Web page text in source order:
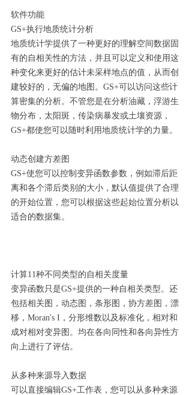
软件功能
GS+执行地质统计分析
地质统计学提供了一种更好的理解空间数据固
有的自相关性的方法，并且可以定义和使用这
种变化来更好的估计未采样地点的值，从而创
建较好的，无偏的地图。GS+可以访问这些计
算密集的分析。不管您是在分析油藏，浮游生
物分布，太阳斑，传染病暴发或土壤资源，
GS+都使您可以随时利用地质统计学的力量。
动态创建方差图
GS+使您可以控制变异函数参数，例如滞后距
离和各个滞后类别的大小，默认值提供了合理
的开始位置，您可以根据这些起始位置分析以
适合的数据集。
计算11种不同类型的自相关度量
变异函数只是GS+提供的一种自相关类型。还
包括相关图，动态图，条形图，协方差图，漂
移，Moran's I，分形维数以及标准化，相对和
成对相对变异图。均在各向同性和各向异性方
向上进行了评估。
从多种来源导入数据
可以直接编辑GS+工作表，您可以从多种来源